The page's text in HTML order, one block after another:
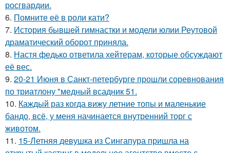
росгвардии.
6. Помните её в роли кати?
7. История бывшей гимнастки и модели юлии Реутовой
драматический оборот приняла.
8. Настя федько ответила хейтерам, которые обсуждают
её вес.
9. 20-21 Июня в Санкт-петербурге прошли соревнования
по триатлону "медный всадник 51.
10. Каждый раз когда вижу летние топы и маленькие
бандо, всё, у меня начинается внутренний торг с
животом.
11. 15-Летняя девушка из Сингапура пришла на